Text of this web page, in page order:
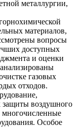
металлургии,
материалов,
вопросы
доступных
и оценки
газовых
отходов.
защиты воздушного
многочисленные
Особое